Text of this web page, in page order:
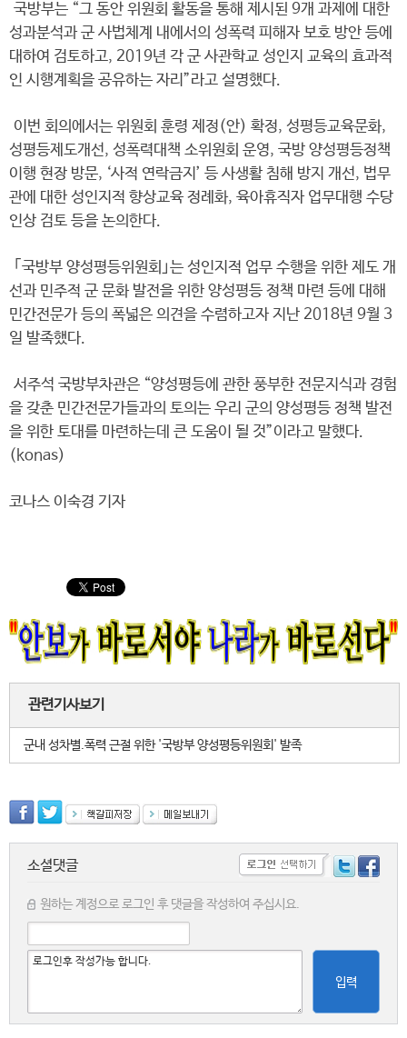
국방부는 “그 동안 위원회 활동을 통해 제시된 9개 과제에 대한
성과분석과 군 사법체계 내에서의 성폭력 피해자 보호 방안 등에
대하여 검토하고, 2019년 각 군 사관학교 성인지 교육의 효과적
인 시행계획을 공유하는 자리”라고 설명했다.
이번 회의에서는 위원회 훈령 제정(안) 확정, 성평등교육문화,
성평등제도개선, 성폭력대책 소위원회 운영, 국방 양성평등정책
이행 현장 방문, ‘사적 연락금지’ 등 사생활 침해 방지 개선, 법무
관에 대한 성인지적 향상교육 정례화, 육아휴직자 업무대행 수당
인상 검토 등을 논의한다.
｢국방부 양성평등위원회｣는 성인지적 업무 수행을 위한 제도 개
선과 민주적 군 문화 발전을 위한 양성평등 정책 마련 등에 대해
민간전문가 등의 폭넓은 의견을 수렴하고자 지난 2018년 9월 3
일 발족했다.
서주석 국방부차관은 “양성평등에 관한 풍부한 전문지식과 경험
을 갖춘 민간전문가들과의 토의는 우리 군의 양성평등 정책 발전
을 위한 토대를 마련하는데 큰 도움이 될 것”이라고 말했다.
(konas)
코나스 이숙경 기자
관련기사보기
군내 성차별.폭력 근절 위한 '국방부 양성평등위원회' 발족
소셜댓글
원하는 계정으로 로그인 후 댓글을 작성하여 주십시요.
입력